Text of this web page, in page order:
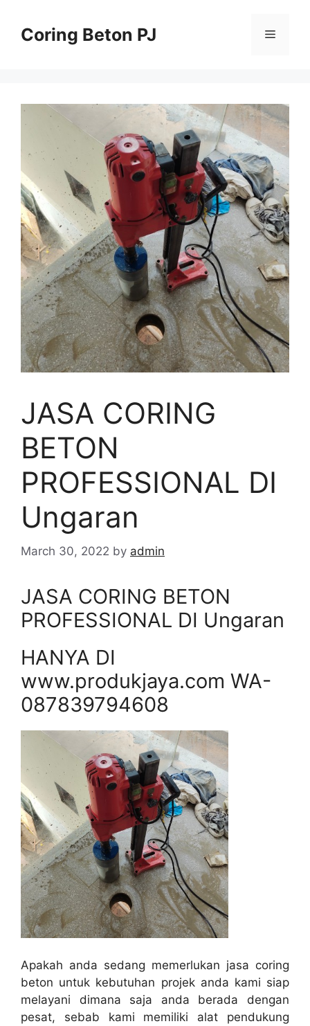
contentCoring Beton PJ Menu
JASA CORING
BETON
PROFESSIONAL DI
Ungaran
March 30, 2022 by admin
JASA CORING BETON
PROFESSIONAL DI Ungaran
HANYA DI
www.produkjaya.com WA-
087839794608
Apakah anda sedang memerlukan jasa coring
beton untuk kebutuhan projek anda kami siap
melayani dimana saja anda berada dengan
pesat, sebab kami memiliki alat pendukung